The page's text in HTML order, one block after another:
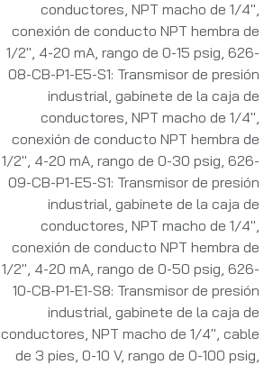
conductores, NPT macho de 1/4",
conexión de conducto NPT hembra de
1/2", 4-20 mA, rango de 0-15 psig 626-
08-CB-P1-E5-S1: Transmisor de presión
industrial, gabinete de la caja de
conductores, NPT macho de 1/4",
conexión de conducto NPT hembra de
1/2", 4-20 mA, rango de 0-30 psig 626-
09-CB-P1-E5-S1: Transmisor de presión
industrial, gabinete de la caja de
conductores, NPT macho de 1/4",
conexión de conducto NPT hembra de
1/2", 4-20 mA, rango de 0-50 psig 626-
10-CB-P1-E1-S8: Transmisor de presión
industrial, gabinete de la caja de
conductores, NPT macho de 1/4", cable
de 3 pies, 0-10 V, rango de 0-100 psig